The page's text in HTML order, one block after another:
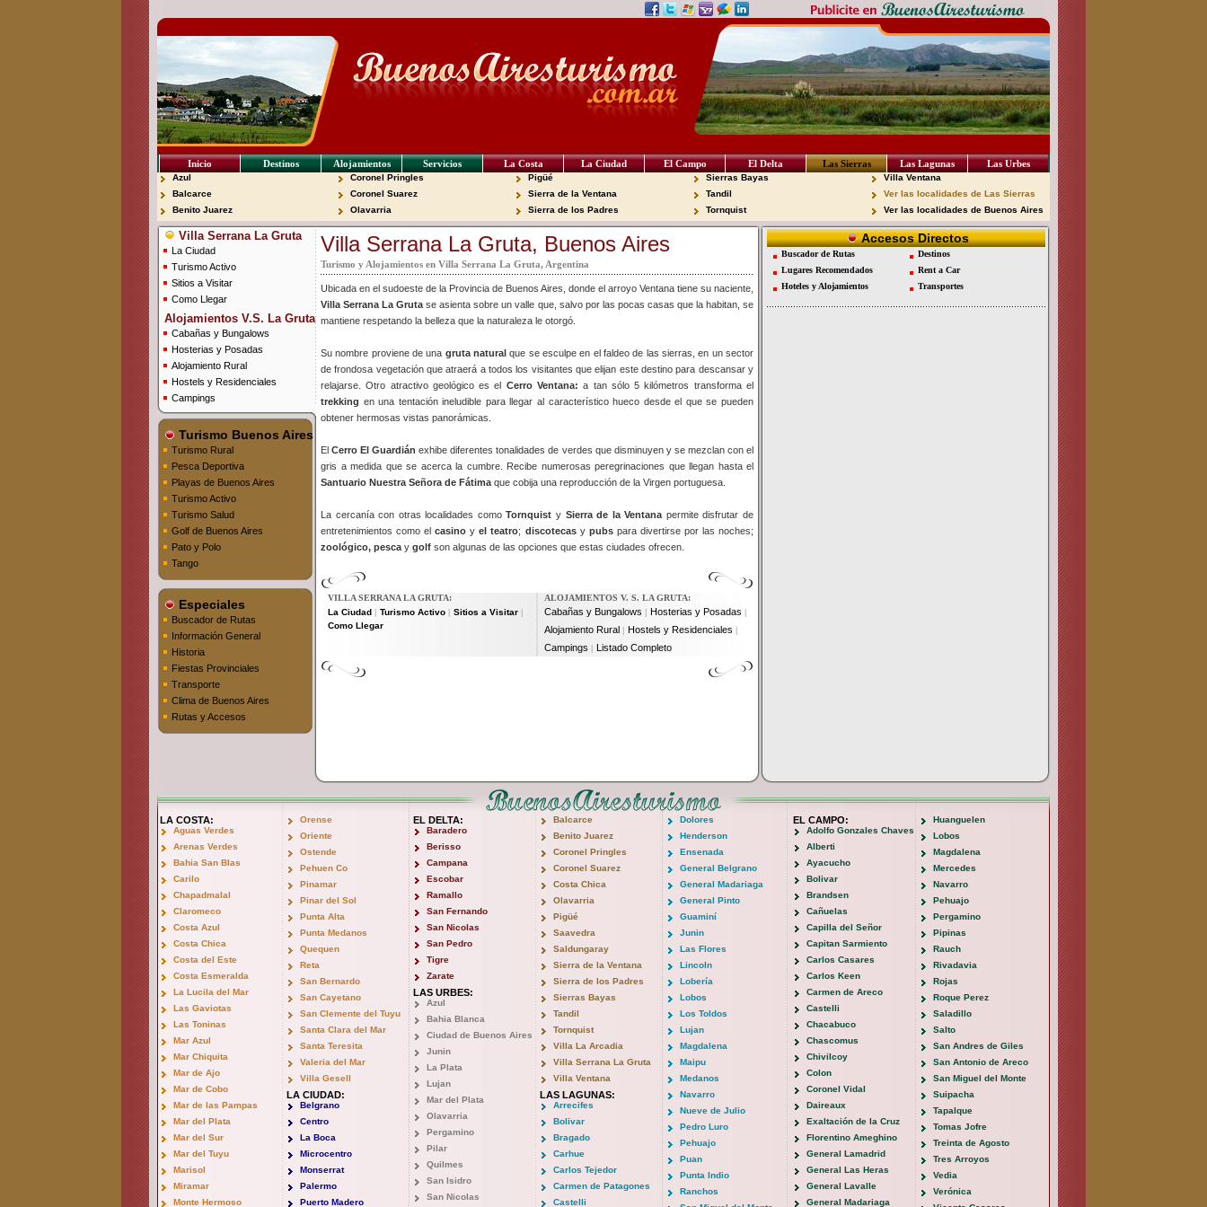
Inicio Destinos Alojamientos Servicios La Costa La Ciudad El Campo El Delta Las Sierras Las Lagunas Las Urbes
Azul
Balcarce
Benito Juarez
Coronel Pringles
Coronel Suarez
Olavarria
Pigüé
Sierra de la Ventana
Sierra de los Padres
Sierras Bayas
Tandil
Tornquist
Villa Ventana
Ver las localidades de Las Sierras
Ver las localidades de Buenos Aires
Villa Serrana La Gruta
La Ciudad
Turismo Activo
Sitios a Visitar
Como Llegar
Alojamientos V.S. La Gruta
Cabañas y Bungalows
Hosterias y Posadas
Alojamiento Rural
Hostels y Residenciales
Campings
Turismo Buenos Aires
Turismo Rural
Pesca Deportiva
Playas de Buenos Aires
Turismo Activo
Turismo Salud
Golf de Buenos Aires
Pato y Polo
Tango
Especiales
Buscador de Rutas
Información General
Historia
Fiestas Provinciales
Transporte
Clima de Buenos Aires
Rutas y Accesos
Villa Serrana La Gruta, Buenos Aires
Turismo y Alojamientos en Villa Serrana La Gruta, Argentina
Ubicada en el sudoeste de la Provincia de Buenos Aires, donde el arroyo Ventana tiene su naciente,
Villa Serrana La Gruta se asienta sobre un valle que, salvo por las pocas casas que la habitan, se
mantiene respetando la belleza que la naturaleza le otorgó.
Su nombre proviene de una gruta naturalque se esculpe en el faldeo de las sierras, en un sector
de frondosa vegetación que atraerá a todos los visitantes que elijan este destino para descansar y
relajarse. Otro atractivo geológico es el Cerro Ventana: a tan sólo 5 kilómetros transforma el
trekking en una tentación ineludible para llegar al característico hueco desde el que se pueden
obtener hermosas vistas panorámicas.
ElCerro El Guardián exhibe diferentes tonalidades de verdes que disminuyen y se mezclan con el
gris a medida que se acerca la cumbre. Recibe numerosas peregrinaciones que llegan hasta el
Santuario Nuestra Señora de Fátima que cobija una reproducción de la Virgen portuguesa.
La cercanía con otras localidades comoTornquist y Sierra de la Ventana permite disfrutar de
entretenimientos como elcasino yel teatro; discotecasy pubspara divertirse por las noches;
zoológico, pesca y golf son algunas de las opciones que estas ciudades ofrecen.
VILLA SERRANA LA GRUTA:
La Ciudad
Turismo Activo Sitios a Visitar
Como Llegar
ALOJAMIENTOS V. S. LA GRUTA:
Cabañas y Bungalows Hosterias y Posadas
Alojamiento Rural Hostels y Residenciales
Campings Listado Completo
Accesos Directos
Buscador de Rutas
Lugares Recomendados
Hoteles y Alojamientos
Destinos
Rent a Car
Transportes
LA COSTA:
Aguas Verdes
Arenas Verdes
Bahia San Blas
Carilo
Chapadmalal
Claromeco
Costa Azul
Costa Chica
Costa del Este
Costa Esmeralda
La Lucila del Mar
Las Gaviotas
Las Toninas
Mar Azul
Mar Chiquita
Mar de Ajo
Mar de Cobo
Mar de las Pampas
Mar del Plata
Mar del Sur
Mar del Tuyu
Marisol
Miramar
Monte Hermoso
Orense
Oriente
Ostende
Pehuen Co
Pinamar
Pinar del Sol
Punta Alta
Punta Medanos
Quequen
Reta
San Bernardo
San Cayetano
San Clemente del Tuyu
Santa Clara del Mar
Santa Teresita
Valeria del Mar
Villa Gesell
LA CIUDAD:
Belgrano
Centro
La Boca
Microcentro
Monserrat
Palermo
Puerto Madero
EL DELTA:
Baradero
Berisso
Campana
Escobar
Ramallo
San Fernando
San Nicolas
San Pedro
Tigre
Zarate
LAS URBES:
Azul
Bahia Blanca
Ciudad de Buenos Aires
Junin
La Plata
Lujan
Mar del Plata
Olavarria
Pergamino
Pilar
Quilmes
San Isidro
San Nicolas
Balcarce
Benito Juarez
Coronel Pringles
Coronel Suarez
Costa Chica
Olavarria
Pigüé
Saavedra
Saldungaray
Sierra de la Ventana
Sierra de los Padres
Sierras Bayas
Tandil
Tornquist
Villa La Arcadia
Villa Serrana La Gruta
Villa Ventana
LAS LAGUNAS:
Arrecifes
Bolivar
Bragado
Carhue
Carlos Tejedor
Carmen de Patagones
Castelli
Dolores
Henderson
Ensenada
General Belgrano
General Madariaga
General Pinto
Guaminí
Junin
Las Flores
Lincoln
Lobería
Lobos
Los Toldos
Lujan
Magdalena
Maipu
Medanos
Navarro
Nueve de Julio
Pedro Luro
Pehuajo
Puan
Punta Indio
Ranchos
EL CAMPO:
Adolfo Gonzales Chaves
Alberti
Ayacucho
Bolivar
Brandsen
Cañuelas
Capilla del Señor
Capitan Sarmiento
Carlos Casares
Carlos Keen
Carmen de Areco
Castelli
Chacabuco
Chascomus
Chivilcoy
Colon
Coronel Vidal
Daireaux
Exaltación de la Cruz
Florentino Ameghino
General Lamadrid
General Las Heras
General Lavalle
General Madariaga
Huanguelen
Lobos
Magdalena
Mercedes
Navarro
Pehuajo
Pergamino
Pipinas
Rauch
Rivadavia
Rojas
Roque Perez
Saladillo
Salto
San Andres de Giles
San Antonio de Areco
San Miguel del Monte
Suipacha
Tapalque
Tomas Jofre
Treinta de Agosto
Tres Arroyos
Vedia
Verónica